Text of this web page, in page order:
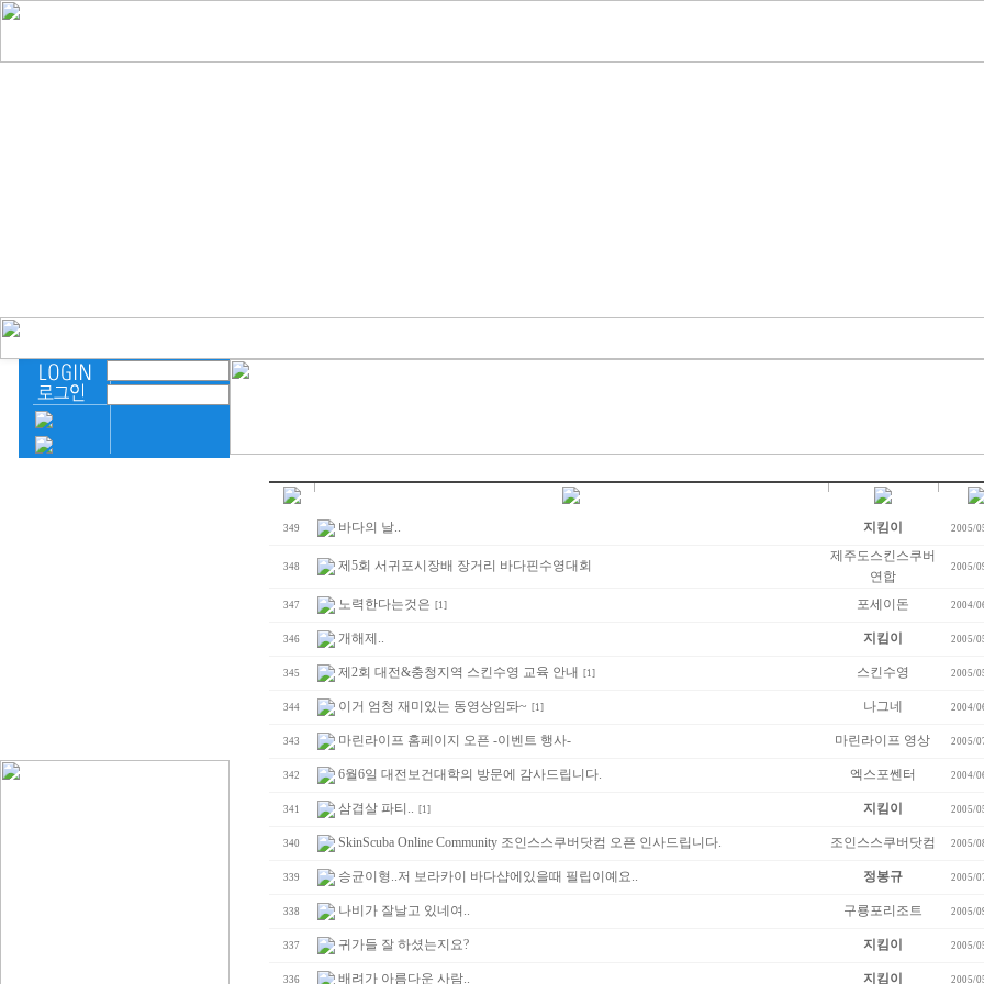
349 바다의 날.. 지킴이 2005/
348 제5회 서귀포시장배 장거리 바다핀수영대회
제주도스킨스쿠버
연합
2005/
347 노력한다는것은 [1] 포세이돈 2004/
346 개해제.. 지킴이 2005/
345 제2회 대전&충청지역 스킨수영 교육 안내 [1] 스킨수영 2005/
344 이거 엄청 재미있는 동영상임돠~ [1] 나그네 2004/
343 마린라이프 홈페이지 오픈 -이벤트 행사- 마린라이프 영상 2005/
342 6월6일 대전보건대학의 방문에 감사드립니다. 엑스포쎈터 2004/
341 삼겹살 파티.. [1] 지킴이 2005/
340 SkinScuba Online Community 조인스스쿠버닷컴 오픈 인사드립니다. 조인스스쿠버닷컴 2005/
339 승균이형..저 보라카이 바다샵에있을때 필립이예요.. 정봉규 2005/
338 나비가 잘날고 있네여.. 구룡포리조트 2005/
337 귀가들 잘 하셨는지요? 지킴이 2005/
336 배려가 아름다운 사람.. 지킴이 2005/